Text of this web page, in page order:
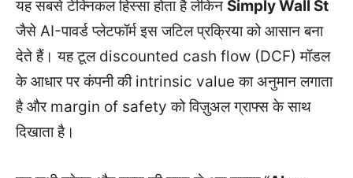
यह सबसे टेक्निकल हिस्सा होता है लेकिन Simply Wall St
जैसे AI-पावर्ड प्लेटफॉर्म इस जटिल प्रक्रिया को आसान बना
देते हैं। यह टूल discounted cash flow (DCF) मॉडल
के आधार पर कंपनी की intrinsic value का अनुमान लगाता
है और margin of safety को विज़ुअल ग्राफ्स के साथ
दिखाता है।